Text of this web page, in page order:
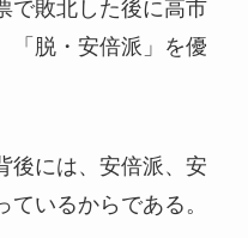
で敗北した後に高市
「脱・安倍派」を優
後には、安倍派、安
いるからである。